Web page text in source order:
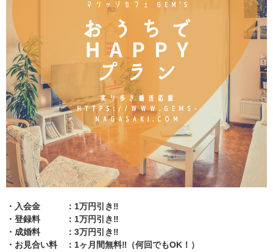
・入会金 ：1万円引き‼️
・登録料 ：1万円引き‼️
・成婚料 ：3万円引き‼️
・お見合い料 ：1ヶ月間無料‼️（何回でもOK！）